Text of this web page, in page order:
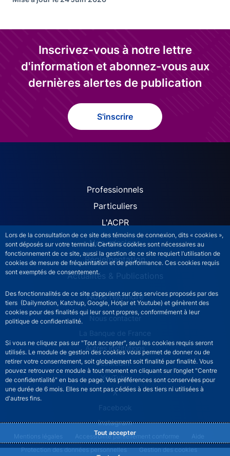
Lors de la consultation de ce site des témoins de connexion, dits « cookies »,
sont déposés sur votre terminal. Certains cookies sont nécessaires au
fonctionnement de ce site, aussi la gestion de ce site requiert l’utilisation de
cookies de mesure de fréquentation et de performance. Ces cookies requis
sont exemptés de consentement.
Des fonctionnalités de ce site s’appuient sur des services proposés par des
tiers (Dailymotion, Katchup, Google, Hotjar et Youtube) et génèrent des
cookies pour des finalités qui leur sont propres, conformément à leur
politique de confidentialité.
Si vous ne cliquez pas sur "Tout accepter", seul les cookies requis seront
utilisés. Le module de gestion des cookies vous permet de donner ou de
retirer votre consentement, soit globalement soit finalité par finalité. Vous
pouvez retrouver ce module à tout moment en cliquant sur l’onglet "Centre
de confidentialité" en bas de page. Vos préférences sont conservées pour
une durée de 6 mois. Elles ne sont pas cédées à des tiers ni utilisées à
d'autres fins.
Tout accepter
Inscrivez-vous à notre lettre
d'information et abonnez-vous aux
dernières alertes de publication
S'inscrire
ACPR site navigation
Professionnels
Particuliers
L'ACPR
Nos missions
Réglementation
Actualités & Publications
Nous rejoindre
ACPR footer secondary menu (French)
Nous contacter
La Banque de France
Autres institutions
LinkedIn
YouTube
X
Facebook
Instagram
ACPR footer legal notice menu
Mentions légales Accessibilité partiellement conforme
Aide
Protection des données personnelles
Gestion des cookies